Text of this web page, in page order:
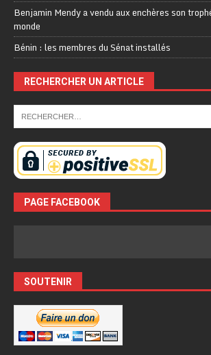
Benjamin Mendy a vendu aux enchères son
monde
Bénin : les membres du Sénat installés
RECHERCHER UN ARTICLE
PAGE FACEBOOK
SOUTENIR